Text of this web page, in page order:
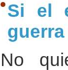
Si el
No